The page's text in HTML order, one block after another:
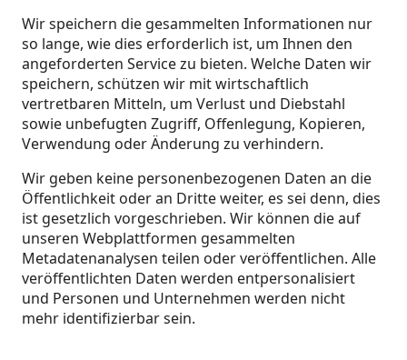
Wir speichern die gesammelten Informationen nur
so lange, wie dies erforderlich ist, um Ihnen den
angeforderten Service zu bieten. Welche Daten wir
speichern, schützen wir mit wirtschaftlich
vertretbaren Mitteln, um Verlust und Diebstahl
sowie unbefugten Zugriff, Offenlegung, Kopieren,
Verwendung oder Änderung zu verhindern.
Wir geben keine personenbezogenen Daten an die
Öffentlichkeit oder an Dritte weiter, es sei denn, dies
ist gesetzlich vorgeschrieben. Wir können die auf
unseren Webplattformen gesammelten
Metadatenanalysen teilen oder veröffentlichen. Alle
veröffentlichten Daten werden entpersonalisiert
und Personen und Unternehmen werden nicht
mehr identifizierbar sein.